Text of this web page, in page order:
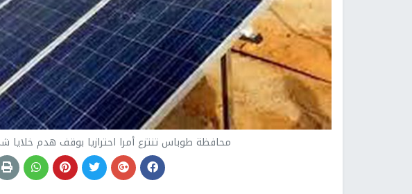
محافظة طوباس تنتزع أمرا احترازيا بوقف هدم خلايا